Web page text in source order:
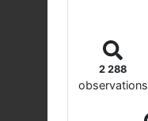
2 288
observations